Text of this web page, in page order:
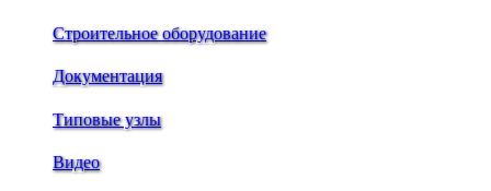
Строительное оборудование
Документация
Типовые узлы
Видео